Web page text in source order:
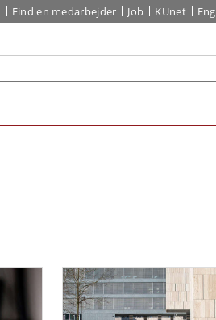
Find en medarbejder Job KUnet